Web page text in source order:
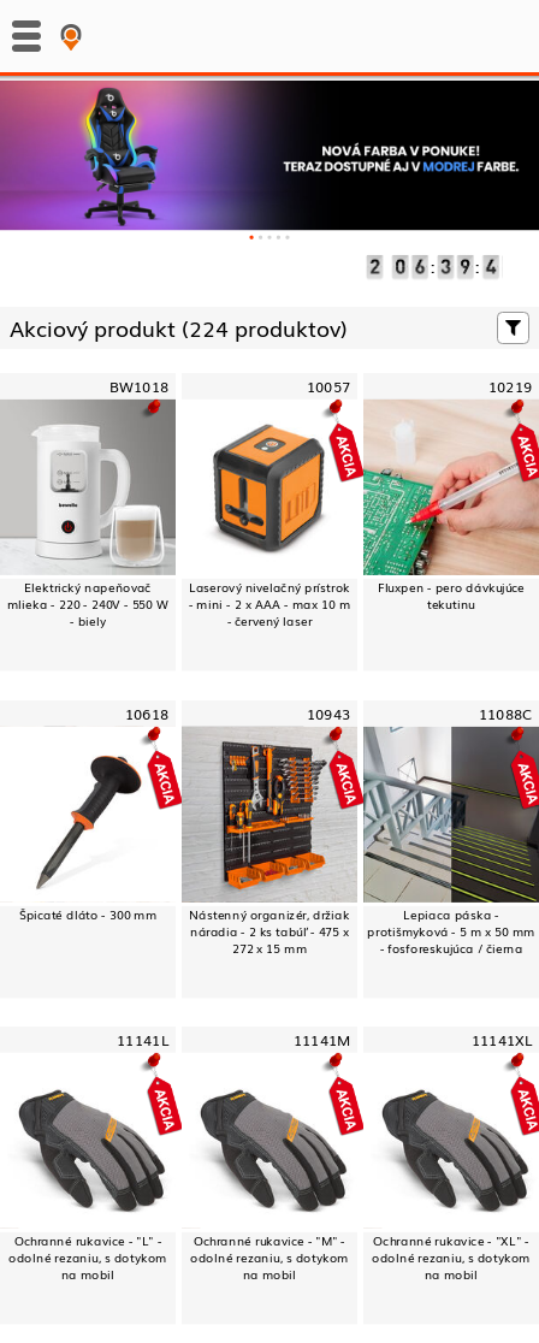
: :
Akciový produkt (224 produktov)
BW1018
Elektrický napeňovač
mlieka - 220 - 240V - 550 W
- biely
10057
Laserový nivelačný prístrok
- mini - 2 x AAA - max 10 m
- červený laser
10219
Fluxpen - pero dávkujúce
tekutinu
10618
Špicaté dláto - 300 mm
10943
Nástenný organizér, držiak
náradia - 2 ks tabúľ - 475 x
272 x 15 mm
11088C
Lepiaca páska -
protišmyková - 5 m x 50 mm
- fosforeskujúca / čierna
11141L
Ochranné rukavice - "L" -
odolné rezaniu, s dotykom
na mobil
11141M
Ochranné rukavice - "M" -
odolné rezaniu, s dotykom
na mobil
11141XL
Ochranné rukavice - "XL" -
odolné rezaniu, s dotykom
na mobil